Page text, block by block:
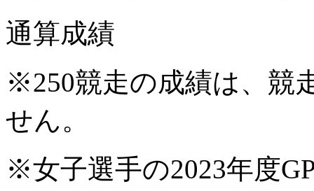
通算成績
※250競走の成績は、競
せん。
※女子選手の2023年度